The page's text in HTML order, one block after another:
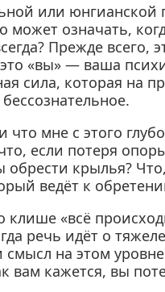
или юнгианской
может означать,
Прежде всего,
«вы» — ваша
сила, которая на
мне с этого
если потеря
обрести крылья?
ведёт к
«всё
речь идёт о
на этом
вам кажется, вы